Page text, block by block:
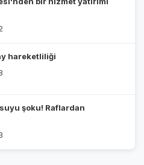
hareketliliği
suyu şoku! Raflardan